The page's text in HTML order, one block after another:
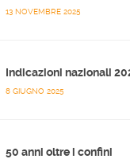
13 NOVEMBRE 2025
8 GIUGNO 2025
50 anni oltre i confini